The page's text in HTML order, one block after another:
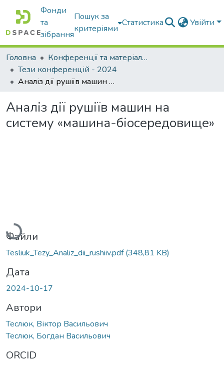
Фонди
та
зібрання
Пошук за
критеріями
Статистика Увійти
Головна
Конференції та матеріали конференцій
Тези конференцій - 2024
Аналіз дії рушіїв машин на систему «машина-біосередовище»
Аналіз дії рушіїв машин на
систему «машина-біосередовище»
Вантажиться...
Файли
Tesliuk_Tezy_Analiz_dii_rushiiv.pdf(348,81 KB)
Дата
2024-10-17
Автори
Теслюк, Віктор Васильович
Теслюк, Богдан Васильович
ORCID